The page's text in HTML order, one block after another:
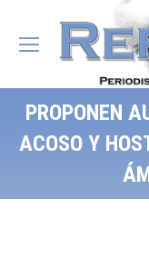
PROPONEN
ACOSO Y